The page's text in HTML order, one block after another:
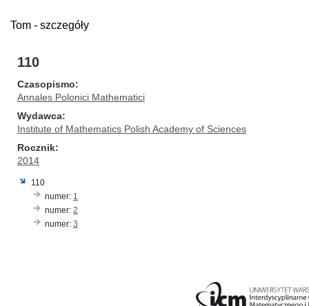
Tom - szczegóły
110
Czasopismo
Annales Polonici Mathematici
Wydawca
Institute of Mathematics Polish Academy of Sciences
Rocznik
2014
110
numer: 1
numer: 2
numer: 3